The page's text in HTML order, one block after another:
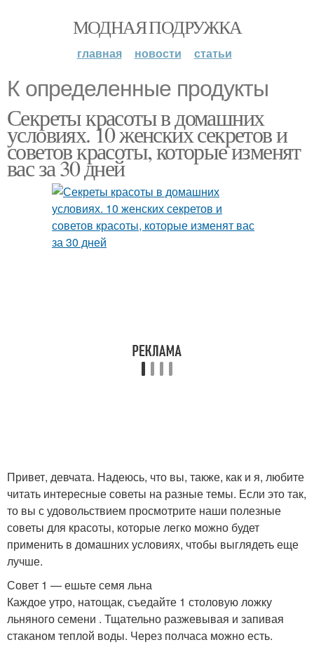
МОДНАЯ ПОДРУЖКА
главная новости статьи
К определенные продукты
Секреты красоты в домашних
условиях. 10 женских секретов и
советов красоты, которые изменят
вас за 30 дней
Привет, девчата. Надеюсь, что вы, также, как и я, любите
читать интересные советы на разные темы. Если это так,
то вы с удовольствием просмотрите наши полезные
советы для красоты, которые легко можно будет
применить в домашних условиях, чтобы выглядеть еще
лучше.
Совет 1 — ешьте семя льна
Каждое утро, натощак, съедайте 1 столовую ложку
льняного семени . Тщательно разжевывая и запивая
стаканом теплой воды. Через полчаса можно есть.